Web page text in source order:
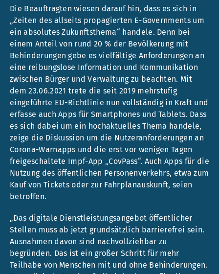
Die Beauftragten wiesen darauf hin, dass es sich in
„Zeiten des allseits propagierten E-Governments um
ein absolutes Zukunftsthema“ handele. Denn bei
einem Anteil von rund 20 % der Bevölkerung mit
Behinderungen gebe es vielfältige Anforderungen an
eine reibungslose Information und Kommunikation
zwischen Bürger und Verwaltung zu beachten. Mit
dem 23.06.2021 trete die seit 2019 mehrstufig
eingeführte EU-Richtlinie nun vollständig in Kraft und
erfasse auch Apps für Smartphones und Tablets. Dass
es sich dabei um ein hochaktuelles Thema handele,
zeige die Diskussion um die Nutzeranforderungen an
Corona-Warnapps und die erst vor wenigen Tagen
freigeschaltete Impf-App „CovPass“. Auch Apps für die
Nutzung des öffentlichen Personenverkehrs, etwa zum
Kauf von Tickets oder zur Fahrplanauskunft, seien
betroffen.
„Das digitale Dienstleistungsangebot öffentlicher
Stellen muss ab jetzt grundsätzlich barrierefrei sein.
Ausnahmen davon sind nachvollziehbar zu
begründen. Das ist ein großer Schritt für mehr
Teilhabe von Menschen mit und ohne Behinderungen.